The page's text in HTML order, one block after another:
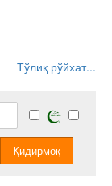
Тўлиқ рўйхат...